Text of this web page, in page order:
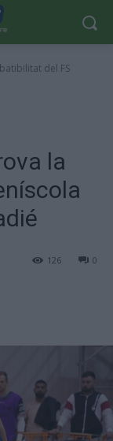
del FS
la
0
126